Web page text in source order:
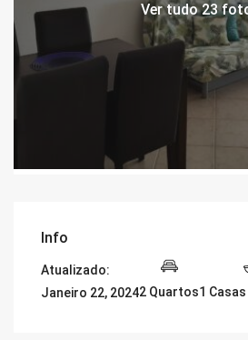
Ver tudo 23
Info
Atualizado:
Janeiro 22, 20242 Quartos1